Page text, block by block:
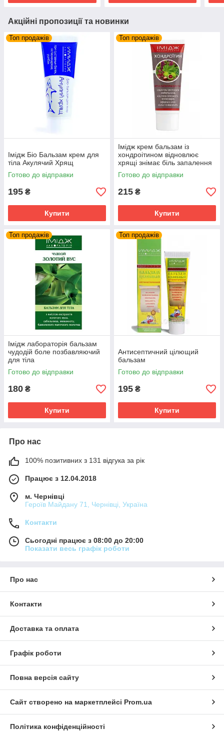
Акційні пропозиції та новинки
Топ продажів
Імідж Біо Бальзам крем для
тіла Акулячий Хрящ
Готово до відправки
195 ₴
Купити
Топ продажів
Імідж крем бальзам із
хондроітином відновлює
хрящі знімає біль запалення
суглобів та м'язів
Готово до відправки
215 ₴
Купити
Топ продажів
Імідж лабораторія бальзам
чудодій боле позбавляючий
для тіла
Готово до відправки
180 ₴
Купити
Топ продажів
Антисептичний цілющий
бальзам
Готово до відправки
195 ₴
Купити
Про нас
100% позитивних з 131 відгука за рік
Працює з 12.04.2018
м. Чернівці
Героїв Майдану 71, Чернівці, Україна
Контакти
Сьогодні працює з 08:00 до 20:00
Показати весь графік роботи
Про нас
Контакти
Доставка та оплата
Графік роботи
Повна версія сайту
Сайт створено на маркетплейсі Prom.ua
Політика конфіденційності